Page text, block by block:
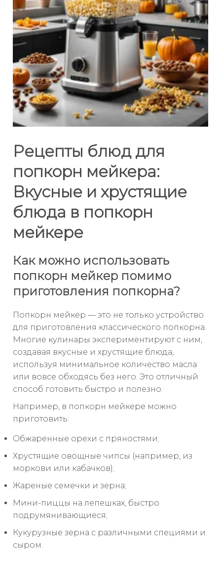
Рецепты блюд для
попкорн мейкера:
Вкусные и хрустящие
блюда в попкорн
мейкере
Как можно использовать
попкорн мейкер помимо
приготовления попкорна?
Попкорн мейкер — это не только устройство
для приготовления классического попкорна.
Многие кулинары экспериментируют с ним,
создавая вкусные и хрустящие блюда,
используя минимальное количество масла
или вовсе обходясь без него. Это отличный
способ готовить быстро и полезно.
Например, в попкорн мейкере можно
приготовить:
Обжаренные орехи с пряностями;
Хрустящие овощные чипсы (например, из
моркови или кабачков);
Жареные семечки и зерна;
Мини-пиццы на лепешках, быстро
подрумянивающиеся;
Кукурузные зерна с различными специями и
сыром.